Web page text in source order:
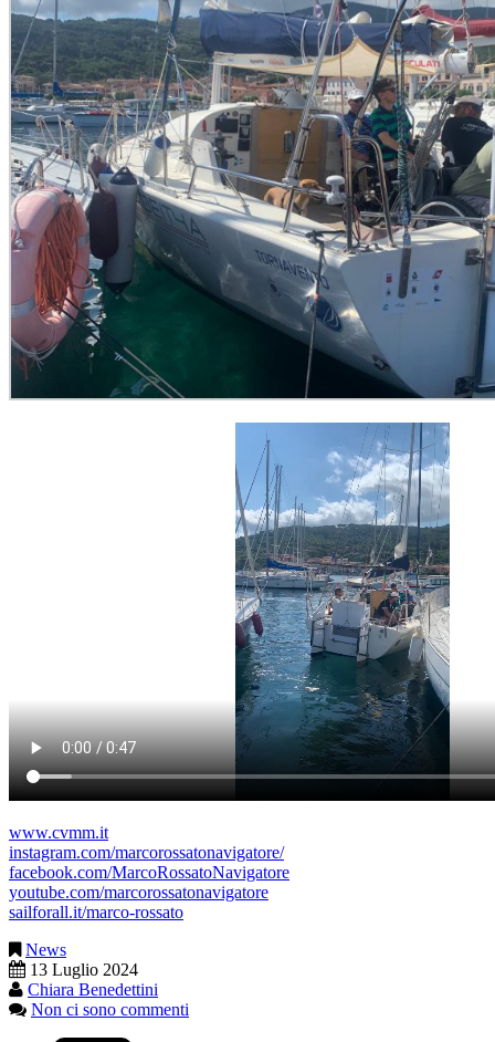
www.cvmm.it
instagram.com/marcorossatonavigatore/
facebook.com/MarcoRossatoNavigatore
youtube.com/marcorossatonavigatore
sailforall.it/marco-rossato
News
13 Luglio 2024
Chiara Benedettini
Non ci sono commenti